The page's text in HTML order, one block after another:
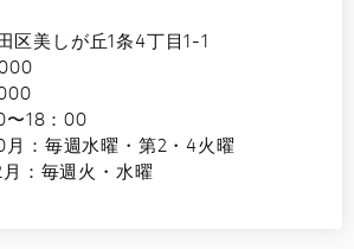
区美しが丘1条4丁目1-1
〜18：00
：毎週水曜・第2・4火曜
月：毎週火・水曜